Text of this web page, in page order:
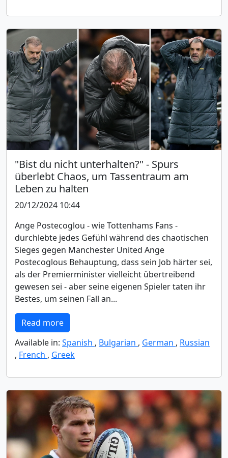
"Bist du nicht unterhalten?" - Spurs
überlebt Chaos, um Tassentraum am
Leben zu halten
20/12/2024 10:44
Ange Postecoglou - wie Tottenhams Fans -
durchlebte jedes Gefühl während des chaotischen
Sieges gegen Manchester United Ange
Postecoglous Behauptung, dass sein Job härter sei,
als der Premierminister vielleicht übertreibend
gewesen sei - aber seine eigenen Spieler taten ihr
Bestes, um seinen Fall an...
Read more
Available in: Spanish , Bulgarian , German , Russian
, French , Greek